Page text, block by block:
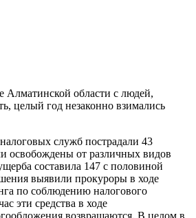
Алматинской области с людей,
целый год незаконно взимались
служб пострадали 43
освобождены от различных видов
составила 147 с половиной
выявили прокуроры в ходе
по соблюдению налогового
эти средства в ходе